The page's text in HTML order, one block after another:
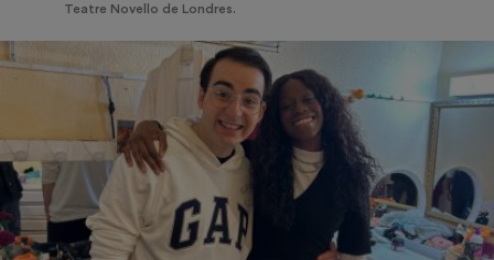
Teatre Novello de Londres.